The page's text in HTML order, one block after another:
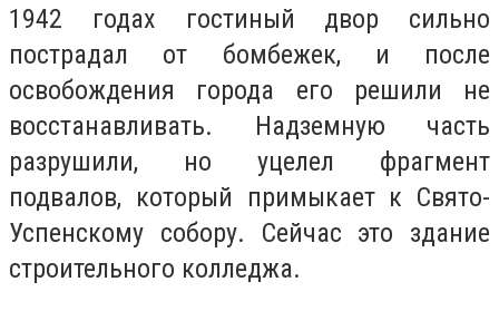
1942 годах гостиный двор сильно
пострадал от бомбежек, и после
освобождения города его решили не
восстанавливать. Надземную часть
разрушили, но уцелел фрагмент
подвалов, который примыкает к Свято-
Успенскому собору. Сейчас это здание
строительного колледжа.